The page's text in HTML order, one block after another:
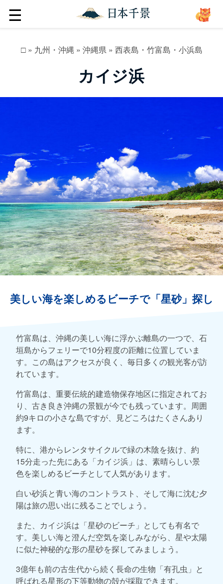
☰
□» 九州・沖縄 » 沖縄県» 西表島・竹富島・小浜島
カイジ浜
美しい海を楽しめるビーチで「星砂」探し
竹富島は、沖縄の美しい海に浮かぶ離島の一つで、石
垣島からフェリーで10分程度の距離に位置していま
す。この島はアクセスが良く、毎日多くの観光客が訪
れています。
竹富島は、重要伝統的建造物保存地区に指定されてお
り、古き良き沖縄の景観が今でも残っています。周囲
約9キロの小さな島ですが、見どころはたくさんあり
ます。
特に、港からレンタサイクルで緑の木陰を抜け、約
15分走った先にある「カイジ浜」は、素晴らしい景
色を楽しめるビーチとして人気があります。
白い砂浜と青い海のコントラスト、そして海に沈む夕
陽は旅の思い出に残ることでしょう。
また、カイジ浜は「星砂のビーチ」としても有名で
す。美しい海と澄んだ空気を楽しみながら、星や太陽
に似た神秘的な形の星砂を探してみましょう。
3億年も前の古生代から続く長命の生物「有孔虫」と
呼ばれる星形の下等動物の殻が採取できます。